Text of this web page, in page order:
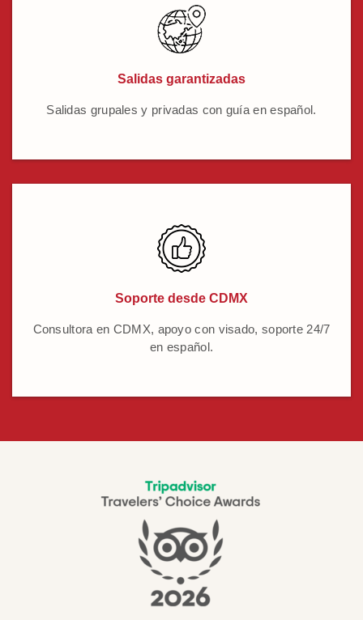
Salidas garantizadas
Salidas grupales y privadas con guía en español.
Soporte desde CDMX
Consultora en CDMX, apoyo con visado, soporte 24/7
en español.